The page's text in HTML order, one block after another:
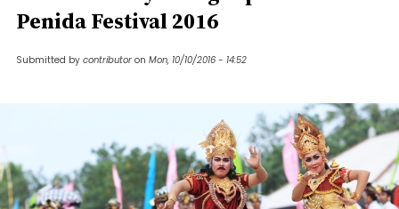
Penida Festival 2016
Submitted by contributor on Mon, 10/10/2016 - 14:52